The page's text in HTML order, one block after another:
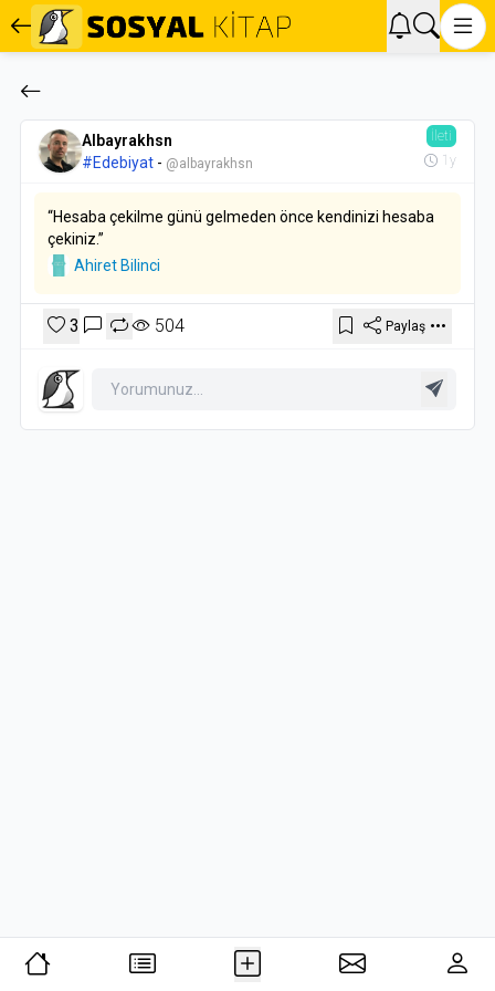
Albayrakhsn
#Edebiyat - @albayrakhsn
İleti
1y
“Hesaba çekilme günü gelmeden önce kendinizi hesaba
çekiniz.”
Ahiret Bilinci
3 504 Paylaş